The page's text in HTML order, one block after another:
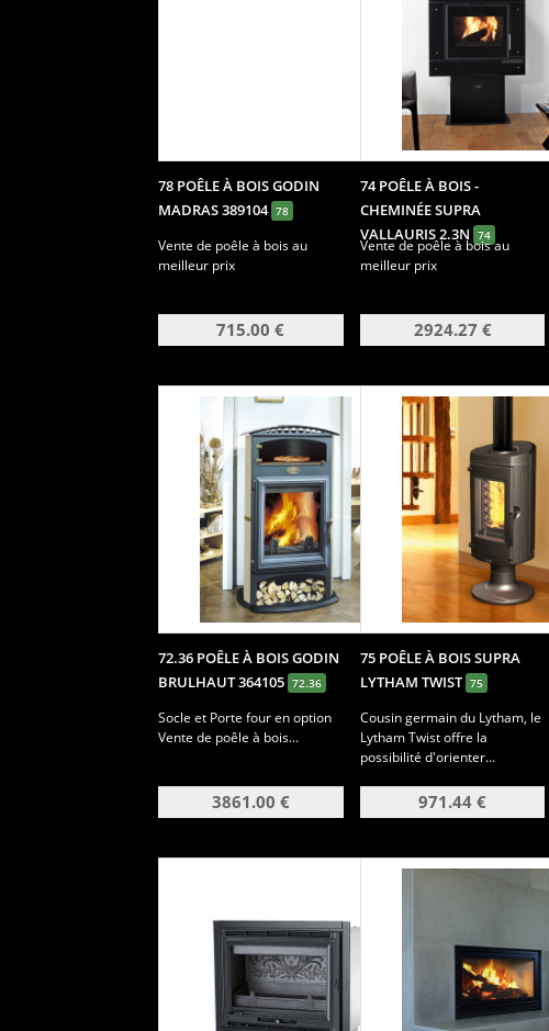
78 POÊLE À BOIS GODIN
MADRAS 389104 78
Vente de poêle à bois au
meilleur prix
715.00 €
74 POÊLE À BOIS -
CHEMINÉE SUPRA
VALLAURIS 2.3N 74
Vente de poêle à bois au
meilleur prix
2924.27 €
72.36 POÊLE À BOIS GODIN
BRULHAUT 364105 72.36
Socle et Porte four en option
Vente de poêle à bois...
3861.00 €
75 POÊLE À BOIS SUPRA
LYTHAM TWIST 75
Cousin germain du Lytham, le
Lytham Twist offre la
possibilité d'orienter...
971.44 €